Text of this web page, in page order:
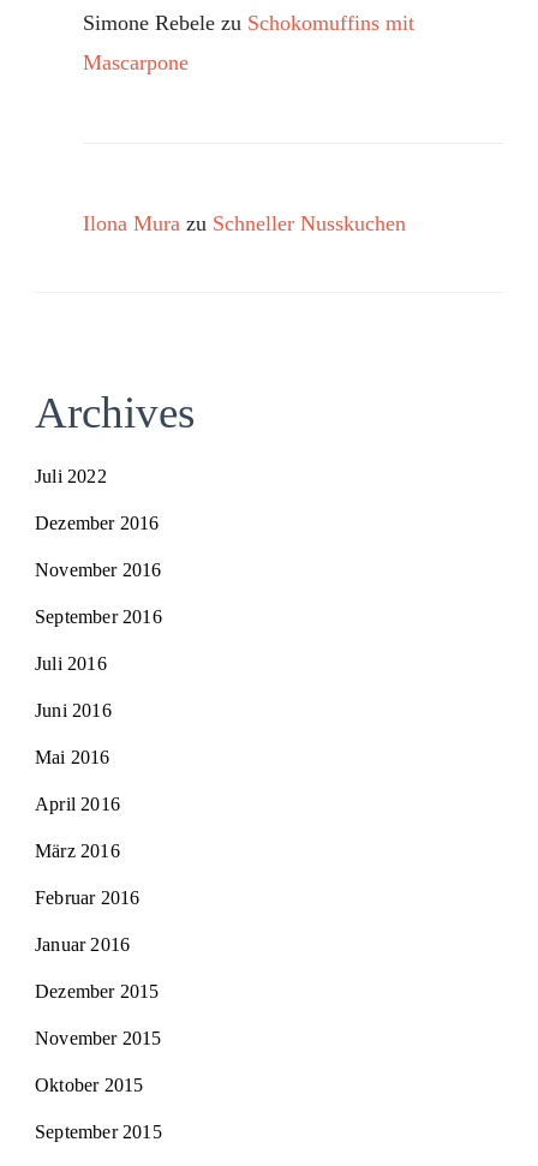
Simone Rebele zu Schokomuffins mit
Mascarpone
Ilona Mura zu Schneller Nusskuchen
Archives
Juli 2022
Dezember 2016
November 2016
September 2016
Juli 2016
Juni 2016
Mai 2016
April 2016
März 2016
Februar 2016
Januar 2016
Dezember 2015
November 2015
Oktober 2015
September 2015